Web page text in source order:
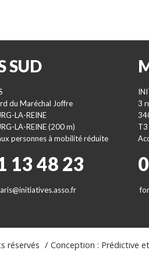
SUD
du Maréchal Joffre
LA-REINE
LA-REINE (200 m)
personnes à mobilité réduite
13 48 23
3
T3
réservés Conception : Prédictive